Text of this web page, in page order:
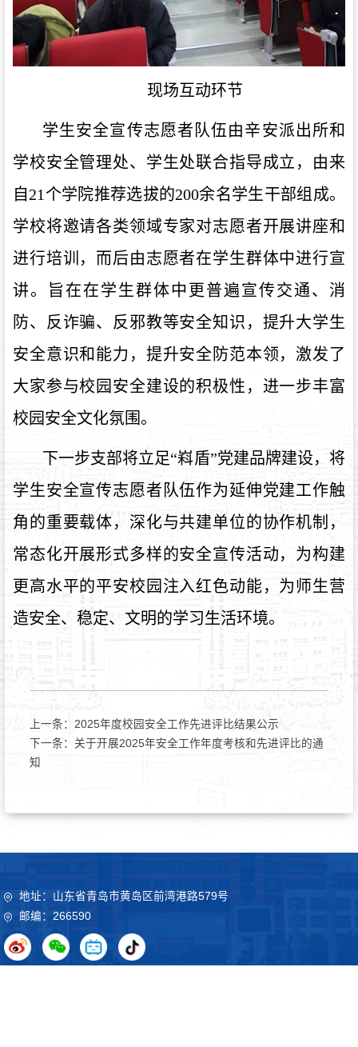
现场互动环节
学生安全宣传志愿者队伍由辛安派出所和
学校安全管理处、学生处联合指导成立，由来
自21个学院推荐选拔的200余名学生干部组成。
学校将邀请各类领域专家对志愿者开展讲座和
进行培训，而后由志愿者在学生群体中进行宣
讲。旨在在学生群体中更普遍宣传交通、消
防、反诈骗、反邪教等安全知识，提升大学生
安全意识和能力，提升安全防范本领，激发了
大家参与校园安全建设的积极性，进一步丰富
校园安全文化氛围。
下一步支部将立足“嵙盾”党建品牌建设，将
学生安全宣传志愿者队伍作为延伸党建工作触
角的重要载体，深化与共建单位的协作机制，
常态化开展形式多样的安全宣传活动，为构建
更高水平的平安校园注入红色动能，为师生营
造安全、稳定、文明的学习生活环境。
上一条： 2025年度校园安全工作先进评比结果公示
下一条： 关于开展2025年安全工作年度考核和先进评比的通
知
地址：山东省青岛市黄岛区前湾港路579号
邮编：266590